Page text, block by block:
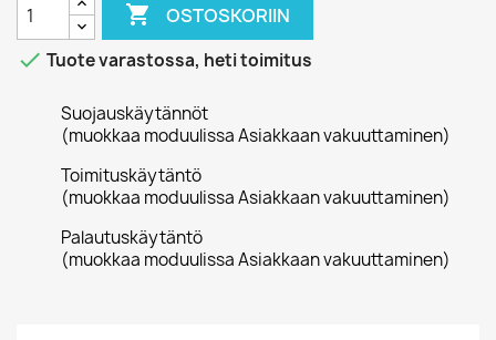
 OSTOSKORIIN
 Tuote varastossa, heti toimitus
Suojauskäytännöt
(muokkaa moduulissa Asiakkaan vakuuttaminen)
Toimituskäytäntö
(muokkaa moduulissa Asiakkaan vakuuttaminen)
Palautuskäytäntö
(muokkaa moduulissa Asiakkaan vakuuttaminen)